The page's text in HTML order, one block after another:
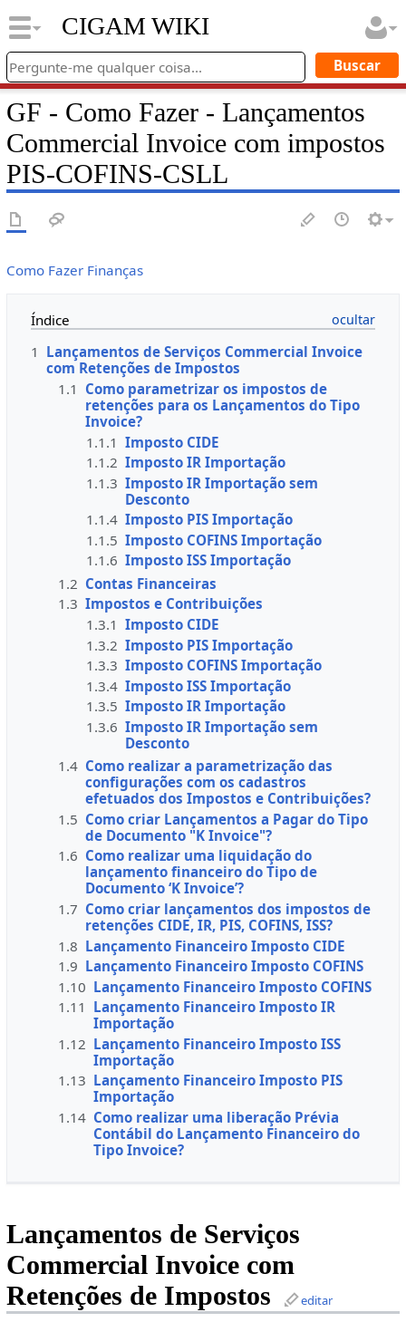
CIGAM WIKI
GF - Como Fazer - Lançamentos
Commercial Invoice com impostos
PIS-COFINS-CSLL
Como Fazer Finanças
Índice
1 Lançamentos de Serviços Commercial Invoice
com Retenções de Impostos
1.1 Como parametrizar os impostos de
retenções para os Lançamentos do Tipo
Invoice?
1.1.1 Imposto CIDE
1.1.2 Imposto IR Importação
1.1.3 Imposto IR Importação sem
Desconto
1.1.4 Imposto PIS Importação
1.1.5 Imposto COFINS Importação
1.1.6 Imposto ISS Importação
1.2 Contas Financeiras
1.3 Impostos e Contribuições
1.3.1 Imposto CIDE
1.3.2 Imposto PIS Importação
1.3.3 Imposto COFINS Importação
1.3.4 Imposto ISS Importação
1.3.5 Imposto IR Importação
1.3.6 Imposto IR Importação sem
Desconto
1.4 Como realizar a parametrização das
configurações com os cadastros
efetuados dos Impostos e Contribuições?
1.5 Como criar Lançamentos a Pagar do Tipo
de Documento "K Invoice"?
1.6 Como realizar uma liquidação do
lançamento financeiro do Tipo de
Documento ‘K Invoice’?
1.7 Como criar lançamentos dos impostos de
retenções CIDE, IR, PIS, COFINS, ISS?
1.8 Lançamento Financeiro Imposto CIDE
1.9 Lançamento Financeiro Imposto COFINS
1.10 Lançamento Financeiro Imposto COFINS
1.11 Lançamento Financeiro Imposto IR
Importação
1.12 Lançamento Financeiro Imposto ISS
Importação
1.13 Lançamento Financeiro Imposto PIS
Importação
1.14 Como realizar uma liberação Prévia
Contábil do Lançamento Financeiro do
Tipo Invoice?
Lançamentos de Serviços
Commercial Invoice com
Retenções de Impostos
editar